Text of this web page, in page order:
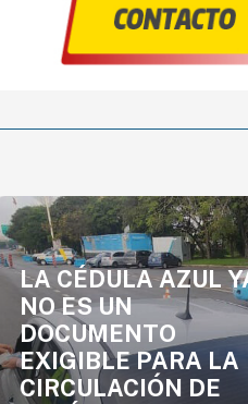
LA CÉDULA AZUL
NO ES UN
DOCUMENTO
EXIGIBLE PARA LA
CIRCULACIÓN DE